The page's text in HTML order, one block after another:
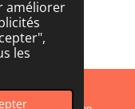
améliorer
les